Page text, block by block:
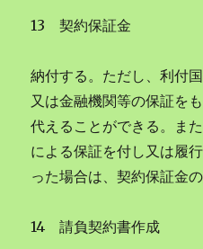
13 契約保証金
納付する。ただし、利付
又は金融機関等の保証を
代えることができる。ま
による保証を付し又は履
った場合は、契約保証金
14 請負契約書作成